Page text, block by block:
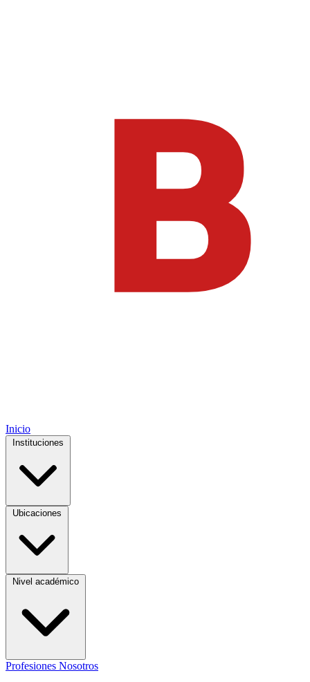
Inicio
Instituciones
Ubicaciones
Nivel académico
Profesiones Nosotros